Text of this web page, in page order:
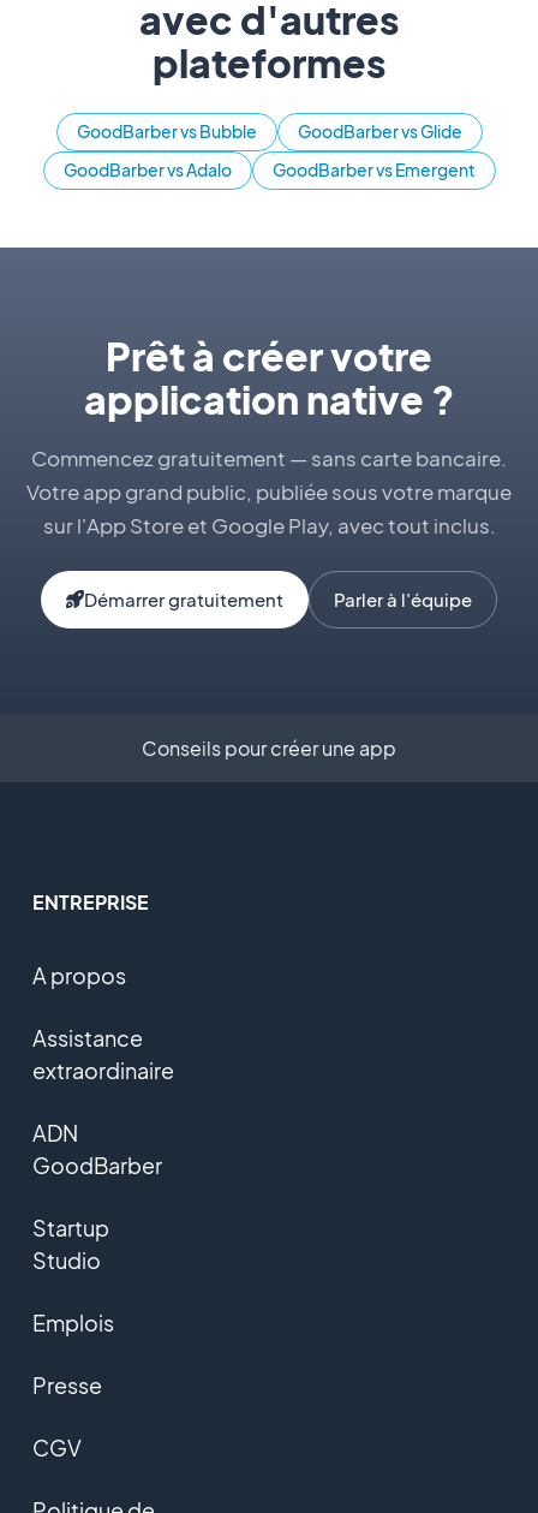
avec d'autres
plateformes
GoodBarber vs Bubble
GoodBarber vs Glide
GoodBarber vs Adalo
GoodBarber vs Emergent
Prêt à créer votre
application native ?
Commencez gratuitement — sans carte bancaire.
Votre app grand public, publiée sous votre marque
sur l'App Store et Google Play, avec tout inclus.
Démarrer gratuitement Parler à l'équipe
Conseils pour créer une app
ENTREPRISE
A propos
Assistance
extraordinaire
ADN
GoodBarber
Startup
Studio
Emplois
Presse
CGV